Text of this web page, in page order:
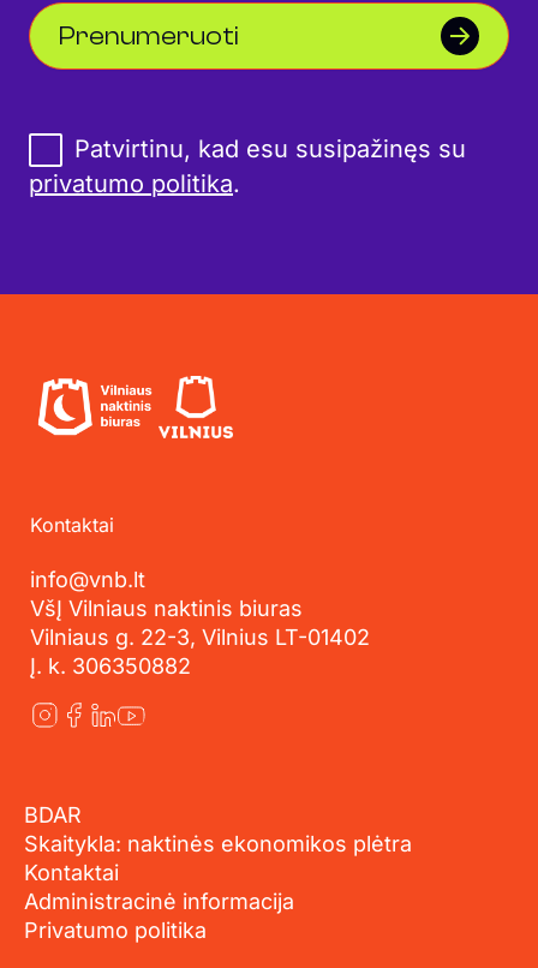
Prenumeruoti
Patvirtinu, kad esu susipažinęs su
privatumo politika.
Kontaktai
info@vnb.lt
VšĮ Vilniaus naktinis biuras
Vilniaus g. 22-3, Vilnius LT-01402
Į. k. 306350882
BDAR
Skaitykla: naktinės ekonomikos plėtra
Kontaktai
Administracinė informacija
Privatumo politika